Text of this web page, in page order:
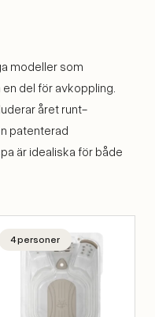
modeller som
del för avkoppling.
året runt-
patenterad
är idealiska för både
4 personer